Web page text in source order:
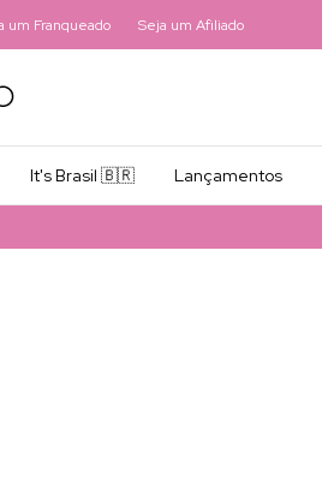
um Franqueado Seja um Afiliado
It's Brasil 🇧🇷 Lançamentos